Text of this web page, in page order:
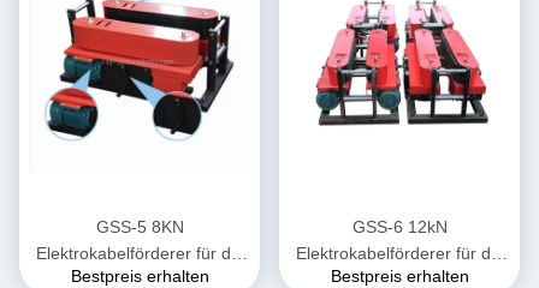
GSS-5 8KN
Elektrokabelförderer für die
unterirdische Verlegung von
Bestpreis erhalten
GSS-6 12kN
Elektrokabelförderer für die
unterirdische Verlegung von
Bestpreis erhalten